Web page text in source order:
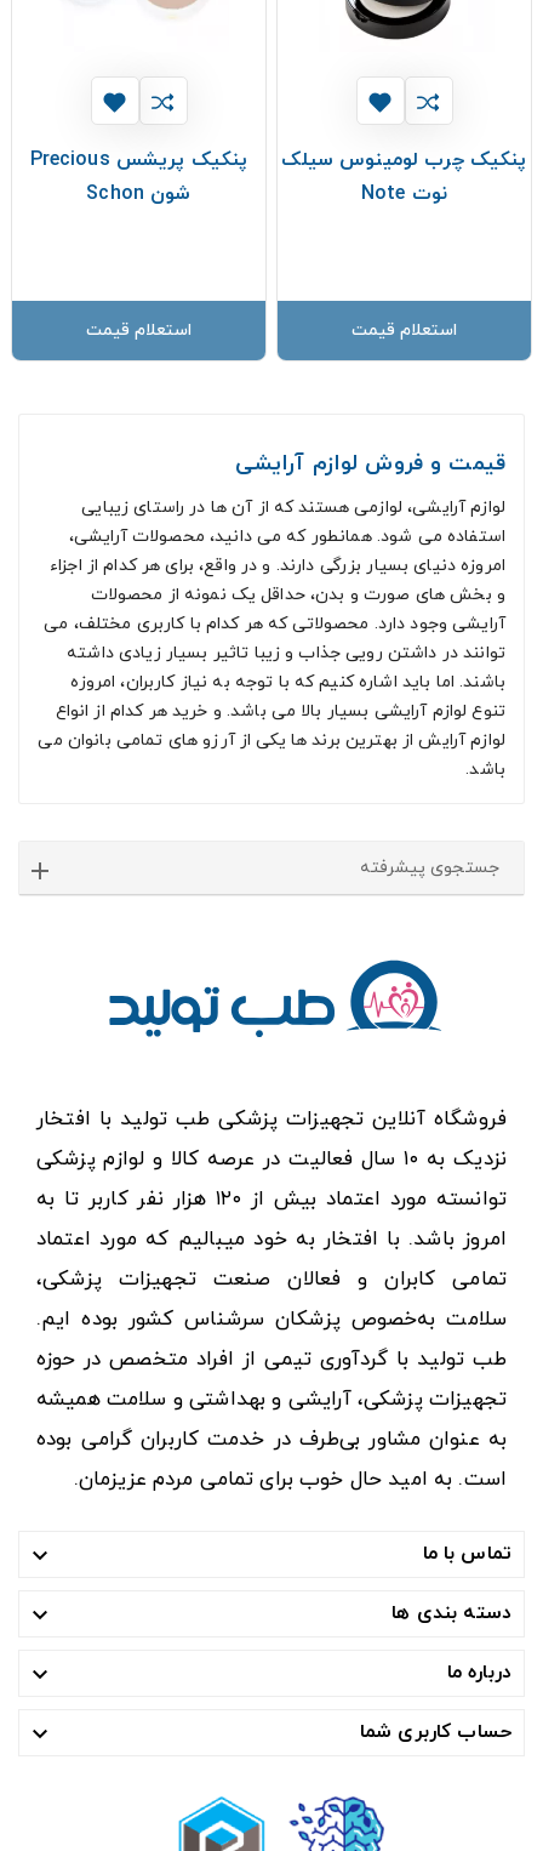
پنکيک چرب لومينوس سيلک
نوت Note
استعلام قیمت
پنکیک پریشس Precious
شون Schon
استعلام قیمت
قیمت و فروش لوازم آرایشی
لوازم آرایشی، لوازمی هستند که از آن ها در راستای زیبایی
استفاده می شود. همانطور که می دانید، محصولات آرایشی،
امروزه دنیای بسیار بزرگی دارند. و در واقع، برای هر کدام از اجزاء
و بخش های صورت و بدن، حداقل یک نمونه از محصولات
آرایشی وجود دارد. محصولاتی که هر کدام با کاربری مختلف، می
توانند در داشتن رویی جذاب و زیبا تاثیر بسیار زیادی داشته
باشند. اما باید اشاره کنیم که با توجه به نیاز کاربران، امروزه
تنوع لوازم آرایشی بسیار بالا می باشد. و خرید هر کدام از انواع
لوازم آرایش از بهترین برند ها یکی از آرزو های تمامی بانوان می
باشد.
جستجوی پیشرفته
فروشگاه آنلاین تجهیزات پزشکی طب تولید با افتخار
نزدیک به ۱۰ سال فعالیت در عرصه کالا و لوازم پزشکی
توانسته مورد اعتماد بیش از ۱۲۰ هزار نفر کاربر تا به
امروز باشد. با افتخار به خود میبالیم که مورد اعتماد
تمامی کابران و فعالان صنعت تجهیزات پزشکی،
سلامت به‌خصوص پزشکان سرشناس کشور بوده ایم.
طب تولید با گردآوری تیمی از افراد متخصص در حوزه
تجهیزات پزشکی، آرایشی و بهداشتی و سلامت همیشه
به عنوان مشاور بی‌طرف در خدمت کاربران گرامی بوده
است. به امید حال خوب برای تمامی مردم عزیزمان.
تماس با ما 
دسته بندی ها 
درباره ما 
حساب کاربری شما 